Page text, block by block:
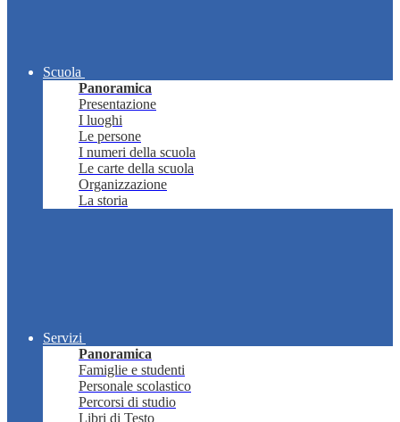
Scuola
Panoramica
Presentazione
I luoghi
Le persone
I numeri della scuola
Le carte della scuola
Organizzazione
La storia
Servizi
Panoramica
Famiglie e studenti
Personale scolastico
Percorsi di studio
Libri di Testo